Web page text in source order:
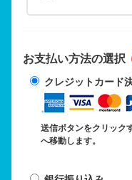
お支払い方法の選択
クレジットカード
送信ボタンをクリック
へ移動します。